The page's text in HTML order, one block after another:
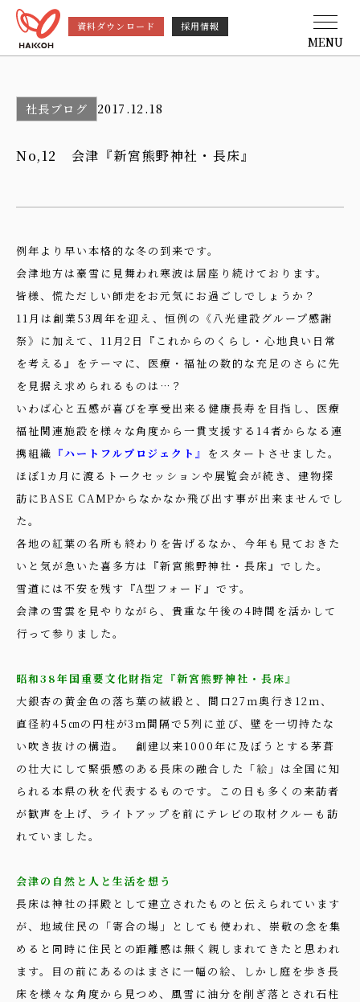
資料ダウンロード 採用情報
MENU
社長ブログ 2017.12.18
No,12 会津『新宮熊野神社・長床』
例年より早い本格的な冬の到来です。
会津地方は豪雪に見舞われ寒波は居座り続けております。
皆様、慌ただしい師走をお元気にお過ごしでしょうか？
11月は創業53周年を迎え、恒例の《八光建設グループ感謝
祭》に加えて、11月2日『これからのくらし・心地良い日常
を考える』をテーマに、医療・福祉の数的な充足のさらに先
を見据え求められるものは…？
いわば心と五感が喜びを享受出来る健康長寿を目指し、医療
福祉関連施設を様々な角度から一貫支援する14者からなる連
携組織 『ハートフルプロジェクト』 をスタートさせました。
ほぼ1カ月に渡るトークセッションや展覧会が続き、建物探
訪にBASE CAMPからなかなか飛び出す事が出来ませんでし
た。
各地の紅葉の名所も終わりを告げるなか、今年も見ておきた
いと気が急いた喜多方は『新宮熊野神社・長床』でした。
雪道には不安を残す『A型フォード』です。
会津の雪雲を見やりながら、貴重な午後の4時間を活かして
行って参りました。
昭和38年国重要文化財指定『新宮熊野神社・長床』
大銀杏の黄金色の落ち葉の絨緞と、間口27ｍ奥行き12ｍ、
直径約45㎝の円柱が3ｍ間隔で5列に並び、壁を一切持たな
い吹き抜けの構造。 創建以来1000年に及ぼうとする茅葺
の壮大にして緊張感のある長床の融合した「絵」は全国に知
られる本県の秋を代表するものです。この日も多くの来訪者
が歓声を上げ、ライトアップを前にテレビの取材クルーも訪
れていました。
会津の自然と人と生活を想う
長床は神社の拝殿として建立されたものと伝えられています
が、地域住民の「寄合の場」としても使われ、崇敬の念を集
めると同時に住民との距離感は無く親しまれてきたと思われ
ます。目の前にあるのはまさに一幅の絵、しかし庭を歩き長
床を様々な角度から見つめ、風雪に油分を削ぎ落とされ石柱